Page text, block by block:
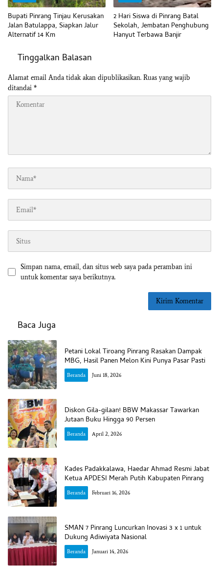
Bupati Pinrang Tinjau Kerusakan
Jalan Batulappa, Siapkan Jalur
Alternatif 14 Km
2 Hari Siswa di Pinrang Batal
Sekolah, Jembatan Penghubung
Hanyut Terbawa Banjir
Tinggalkan Balasan
Alamat email Anda tidak akan dipublikasikan. Ruas yang wajib
ditandai *
Simpan nama, email, dan situs web saya pada peramban ini
untuk komentar saya berikutnya.
Baca Juga
Petani Lokal Tiroang Pinrang Rasakan Dampak
MBG, Hasil Panen Melon Kini Punya Pasar Pasti
Beranda Juni 18, 2026
Diskon Gila-gilaan! BBW Makassar Tawarkan
Jutaan Buku Hingga 90 Persen
Beranda April 2, 2026
Kades Padakkalawa, Haedar Ahmad Resmi Jabat
Ketua APDESI Merah Putih Kabupaten Pinrang
Beranda Februari 16, 2026
SMAN 7 Pinrang Luncurkan Inovasi 3 x 1 untuk
Dukung Adiwiyata Nasional
Beranda Januari 14, 2026